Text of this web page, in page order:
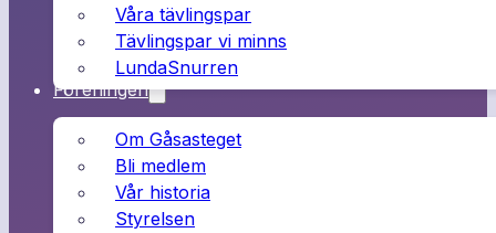
Våra tävlingspar
Tävlingspar vi minns
LundaSnurren
Föreningen
Om Gåsasteget
Bli medlem
Vår historia
Styrelsen